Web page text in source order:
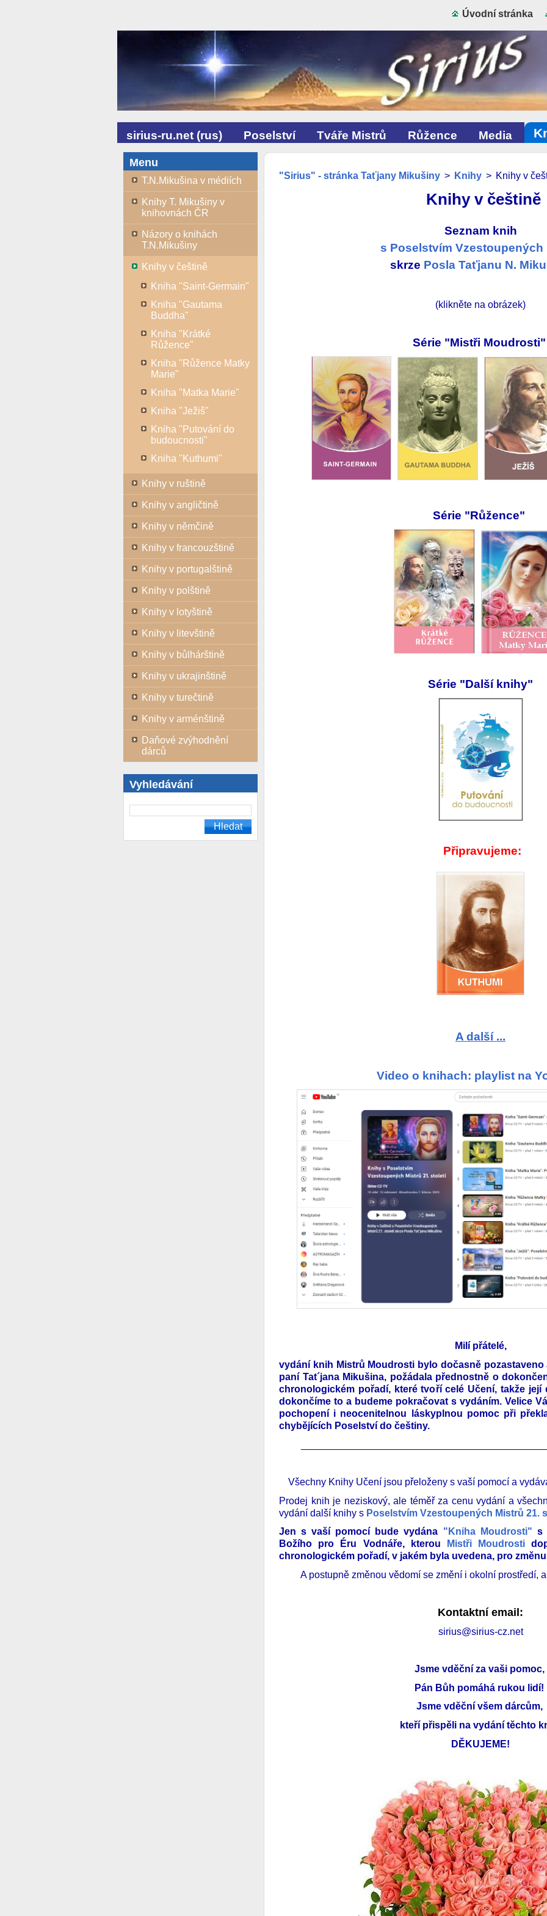
Úvodní stránka
sirius-ru.net (rus) Poselství Tváře Mistrů Růžence Media
Menu
T.N.Mikušina v médiích
Knihy T. Mikušiny v
knihovnách ČR
Názory o knihách
T.N.Mikušiny
Knihy v češtině
Kniha "Saint-Germain"
Kniha "Gautama
Buddha"
Kniha "Krátké
Růžence"
Kniha "Růžence Matky
Marie"
Kniha "Matka Marie"
Kniha "Ježiš"
Kniha "Putování do
budoucnosti"
Kniha "Kuthumi"
Knihy v ruštině
Knihy v angličtině
Knihy v němčině
Knihy v francouzštině
Knihy v portugalštině
Knihy v polštině
Knihy v lotyštině
Knihy v litevštině
Knihy v bůlhárštině
Knihy v ukrajinštině
Knihy v turečtině
Knihy v arménštině
Daňové zvýhodnění
dárců
Vyhledávání
"Sirius" - stránka Taťjany Mikušiny > Knihy > Knihy v
Knihy v češtině
Seznam knih
s Poselstvím
skrze Posla Taťjanu N.
(klikněte na obrázek)
Série "Mistři
Série "Růžence"
Série "Další knihy"
Připravujeme:
A další ...
Video o knihach: playlist na
Milí přátelé,
vydání knih Mistrů Moudrosti bylo dočasně pozastaveno
paní Tat´jana Mikušina, požádala přednostně o
chronologickém pořadí, které tvoří celé Učení, takže
dokončíme to a budeme pokračovat s vydáním. Velice
pochopení i neocenitelnou láskyplnou pomoc při
chybějících Poselství do češtiny.
Všechny Knihy Učení jsou přeloženy s vaší pomocí a
Prodej knih je neziskový, ale téměř za cenu vydání a
vydání další knihy s Poselstvím Vzestoupených Mistrů 21.
Jen s vaší pomocí bude vydána "Kniha Moudrosti" s
Božího pro Éru Vodnáře, kterou
Mistři Moudrosti
chronologickém pořadí, v jakém byla uvedena, pro
A postupně změnou vědomí se změní i okolní prostředí,
Kontaktní email:
sirius@sirius-cz.net
Jsme vděční za vaši pomoc,
Pán Bůh pomáhá rukou lidí!
Jsme vděční všem dárcům,
kteří přispěli na vydání těchto
DĚKUJEME!